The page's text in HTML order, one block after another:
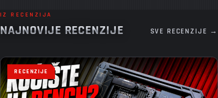
IZ RECENZIJA
NAJNOVIJE RECENZIJE SVE RECENZIJE →
RECENZIJE